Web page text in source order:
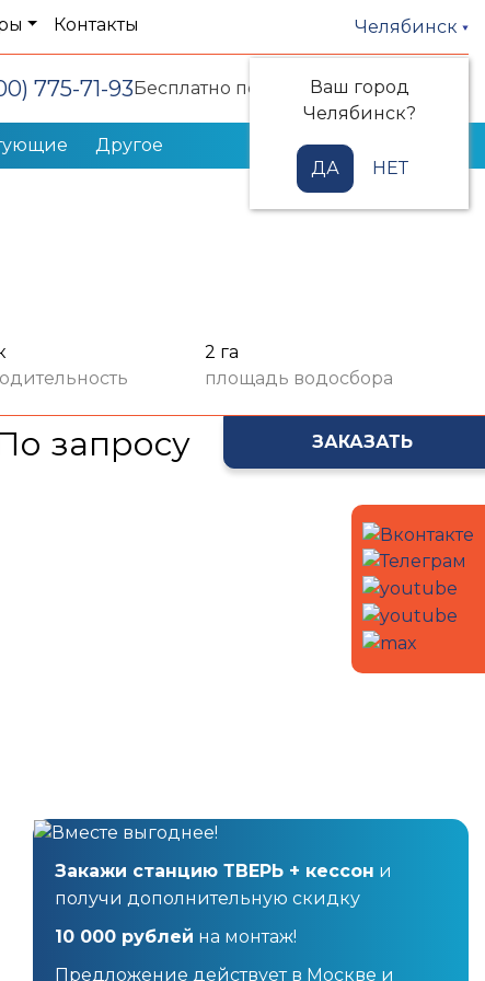
Контакты Челябинск
Ваш город
Челябинск?
ДА НЕТ
775-71-93Бесплатно по РФ Заказать звонок
Другое
2 га
площадь водосбора
запросу ЗАКАЗАТЬ
Закажи станцию ТВЕРЬ + кессон и
получи дополнительную скидку
10 000 рублей на монтаж!
Предложение действует в Москве и